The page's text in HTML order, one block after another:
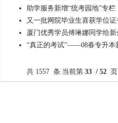
助学服务新增“统考园地”专栏
又一批网院毕业生喜获学位证
厦门优秀学员傅琳娜同学给
“真正的考试”——08春专升本
共 1557 条 当前第 33 / 52 页